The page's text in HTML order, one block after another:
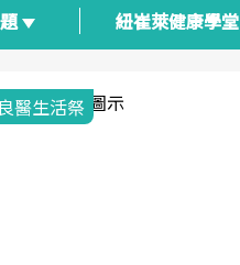
紐崔萊健康學堂